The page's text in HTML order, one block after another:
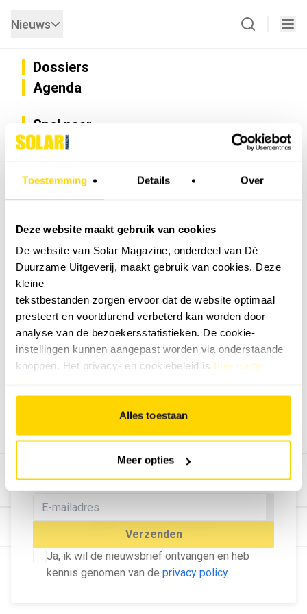
Toestemming Details Over
Deze website maakt gebruik van cookies
De website van Solar Magazine, onderdeel van Dé
Duurzame Uitgeverij, maakt gebruik van cookies. Deze
kleine
tekstbestanden zorgen ervoor dat de website optimaal
presteert en voortdurend verbeterd kan worden door
analyse van de bezoekersstatistieken. De cookie-
instellingen kunnen aangepast worden via onderstaande
knoppen. Het privacy- en cookiebeleid is hier na te
Alles toestaan
Meer opties
MELD U AAN VOOR ONZE
NIEUWSBRIEF
Blijf op de hoogte van het laatste nieuws!
Verzenden
Ja, ik wil de nieuwsbrief ontvangen en heb
kennis genomen van de privacy policy.
Nieuws
Dossiers
Agenda
Snel naar
Privacy
Nieuwsbrief
Vacatures
Installateurzoeker
Cookievoorkeuren wijzigen
English
Geef ons feedback
Vertel ons wat je van onze website vindt.
Tip de redactie
Bekijk hier de mogelijkheden.
© Dé Duurzame Uitgeverij